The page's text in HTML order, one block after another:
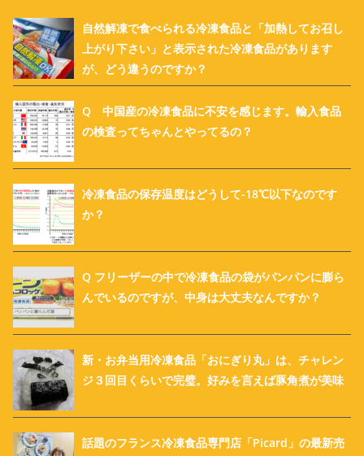
自然解凍で食べられる冷凍食品と「加熱してお召し
上がり下さい」と表示された冷凍食品があります
が、どう違うのですか？
Q 中国産の冷凍食品に不安を感じます。輸入食品
の検査ってちゃんとやってるの？
冷凍食品の保存温度はどうして-18℃以下なのです
か？
Q フリーザーの中で冷凍食品の袋がパンパンに膨ら
んでいるのですが、中身は大丈夫なんですか？
新・お弁当用冷凍食品「おにぎり丸」は、チャレン
ジ３回目くらいで完璧。好みを言えば豚角煮が美味
話題のフランス冷凍食品専門店「Picard」の最新売